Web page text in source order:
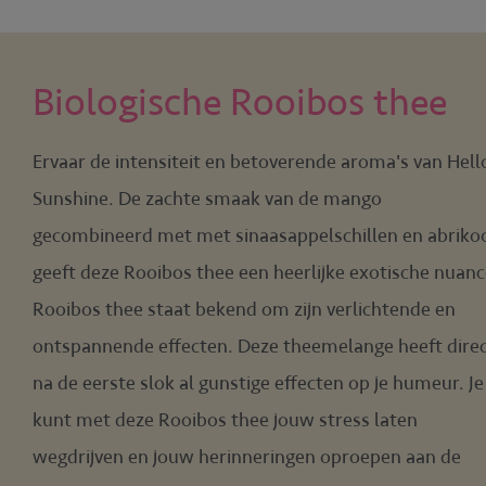
Biologische Rooibos thee
Ervaar de intensiteit en betoverende aroma's van
Sunshine. De zachte smaak van de mango
gecombineerd met met sinaasappelschillen en
geeft deze Rooibos thee een heerlijke exotische
Rooibos thee staat bekend om zijn verlichtende en
ontspannende effecten. Deze theemelange heeft
na de eerste slok al gunstige effecten op je humeur. Je
kunt met deze Rooibos thee jouw stress laten
wegdrijven en jouw herinneringen oproepen aan de